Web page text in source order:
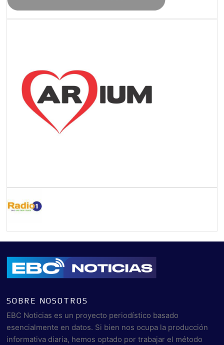
SOBRE NOSOTROS
EBC Noticias es un proyecto periodístico basado
esencialmente en datos. Si bien nos ocupa la producción
informativa diaria, hemos optado por trabajar el método